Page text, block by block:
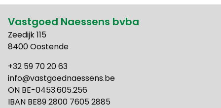
Vastgoed Naessens bvba
Zeedijk 115
8400 Oostende
+32 59 70 20 63
info@vastgoednaessens.be
ON BE-0453.605.256
IBAN BE89 2800 7605 2885